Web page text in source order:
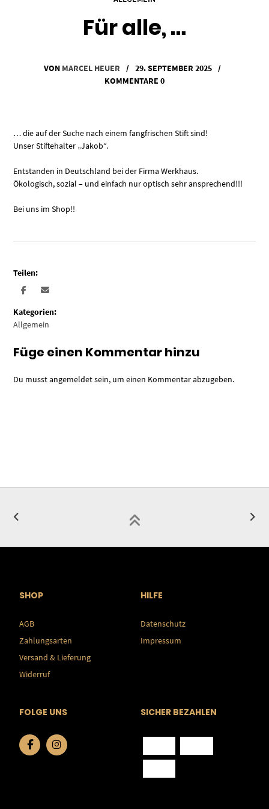
Für alle, …
VON MARCEL HEUER / 29. SEPTEMBER 2025 /
KOMMENTARE 0
… die auf der Suche nach einem fangfrischen Stift sind!
Unser Stiftehalter „Jakob“.
Entstanden in Deutschland bei der Firma Werkhaus.
Ökologisch, sozial – und einfach nur optisch sehr ansprechend!!!
Bei uns im Shop!!
Teilen:
Kategorien:
Allgemein
Füge einen Kommentar hinzu
Du musstangemeldetsein, um einen Kommentar abzugeben.
SHOP
AGB
Zahlungsarten
Versand & Lieferung
Widerruf
HILFE
Datenschutz
Impressum
FOLGE UNS SICHER BEZAHLEN